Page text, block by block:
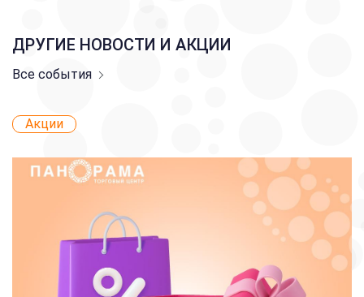
ДРУГИЕ НОВОСТИ И АКЦИИ
Все события
Акции